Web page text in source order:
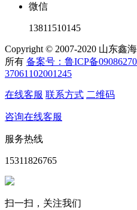
微信
13811510145
Copyright © 2007-2020 山东鑫
所有 备案号：鲁ICP备
37061102001245
在线客服 联系方式 二维码
咨询在线客服
服务热线
15311826765
扫一扫，关注我们